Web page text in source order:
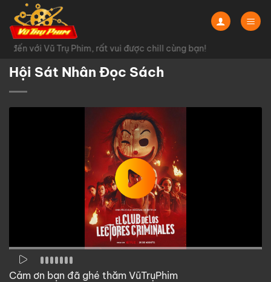
Chuyển
đến
nội
dung
đến với Vũ Trụ Phim, rất vui được chill cùng bạn!
Hội Sát Nhân Đọc Sách
Cảm ơn bạn đã ghé thăm VũTrụPhim